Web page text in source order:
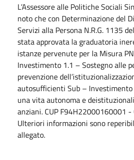
L’Assessore alle Politiche Sociali
noto che con Determinazione del
Servizi alla Persona N.R.G. 1135
stata approvata la graduatoria
istanze pervenute per la Misura
Investimento 1.1 – Sostegno alle
prevenzione
autosufficienti Sub –
una vita autonoma e
anziani. CUP F94H22000160001
Ulteriori informazioni sono
allegato.